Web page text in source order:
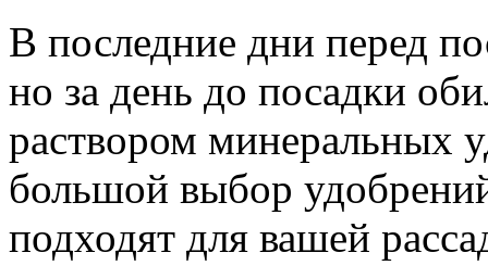
В последние дни перед
но за день до посадки
раствором минеральных
большой выбор
подходят для вашей